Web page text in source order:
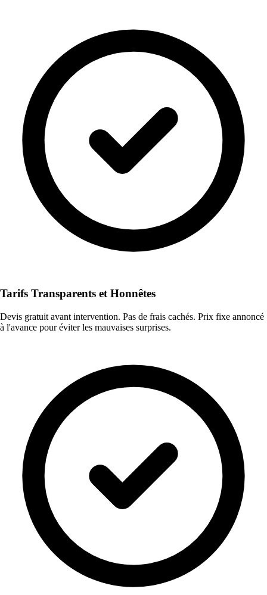
Tarifs Transparents et Honnêtes
Devis gratuit avant intervention. Pas de frais cachés. Prix fixe annoncé
à l'avance pour éviter les mauvaises surprises.